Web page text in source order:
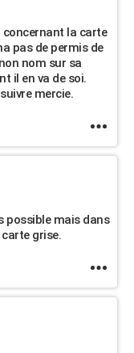
la carte
pas de permis de
nom sur sa
il en va de soi.
mercie.
possible mais dans
grise.